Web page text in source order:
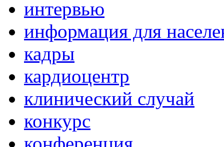
интервью
информация для
кадры
кардиоцентр
клинический случай
конкурс